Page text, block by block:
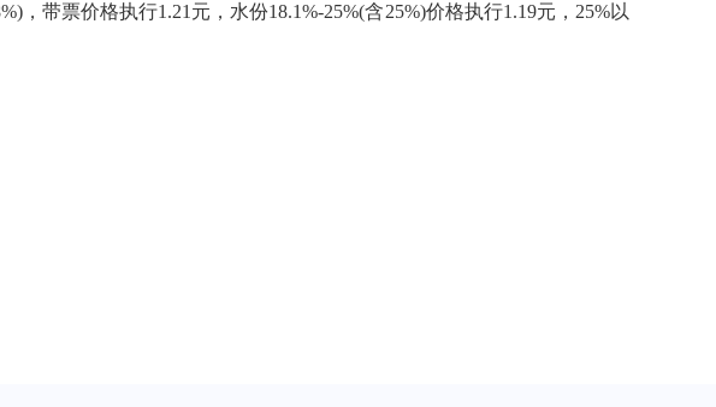
带票价格执行1.21元，水份18.1%-25%(含25%)价格执行1.19元，25%以